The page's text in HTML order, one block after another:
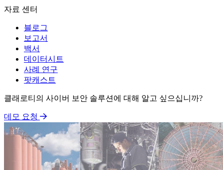
자료 센터
블로그
보고서
백서
데이터시트
사례 연구
팟캐스트
클래로티의 사이버 보안 솔루션에 대해 알고 싶으십니까?
데모 요청